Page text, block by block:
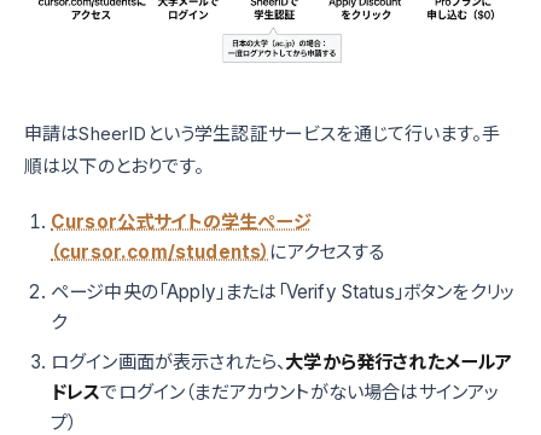
申請はSheerIDという学生認証サービスを通じて行います。手
順は以下のとおりです。
Cursor公式サイトの学生ページ
（cursor.com/students） にアクセスする
ページ中央の「Apply」または「Verify Status」ボタンをクリッ
ク
ログイン画面が表示されたら、大学から発行されたメールア
ドレスでログイン（まだアカウントがない場合はサインアッ
プ）